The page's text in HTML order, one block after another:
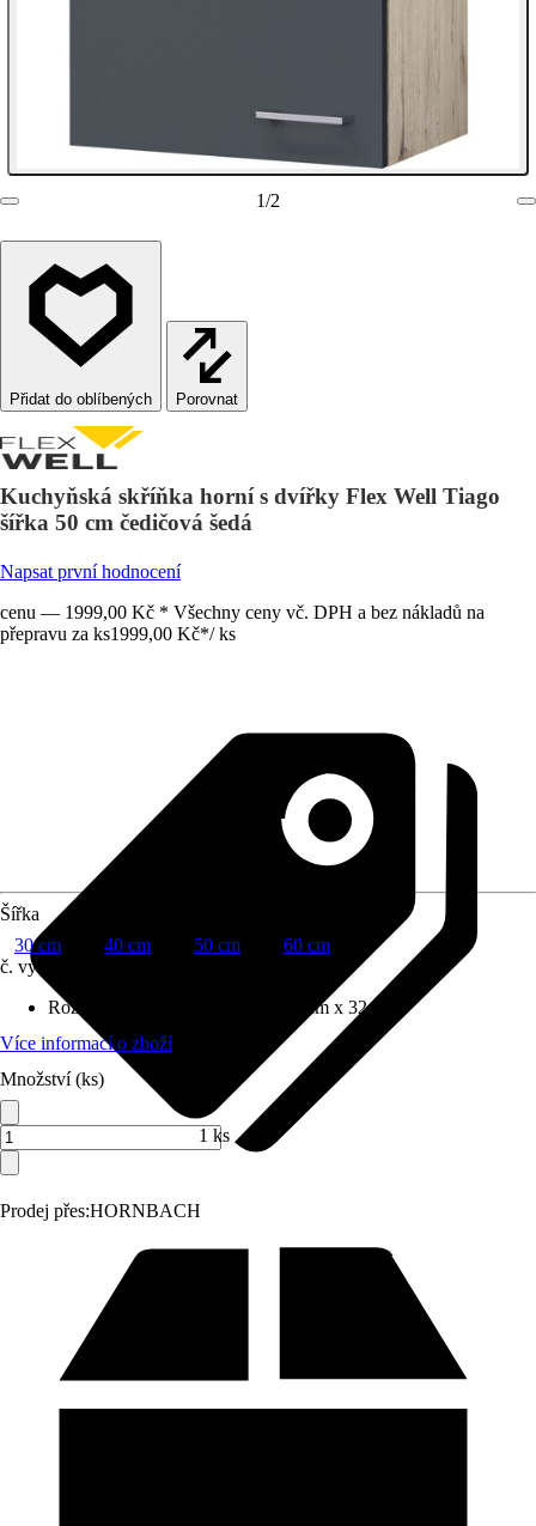
1/2
Porovnat
Kuchyňská skříňka horní s dvířky Flex Well Tiago
šířka 50 cm čedičová šedá
Napsat první hodnocení
cenu — 1999,00 Kč * Všechny ceny vč. DPH a bez nákladů na
přepravu za ks1999,00 Kč*/ ks
Prodej přes:HORNBACH
Šířka
30 cm
40 cm 50 cm
60 cm
č. výrobku
Rozměry (ŠxVxH)
50 cm x 54.8 cm x 32 cm
Více informací o zboží
Množství (ks)
1 ks